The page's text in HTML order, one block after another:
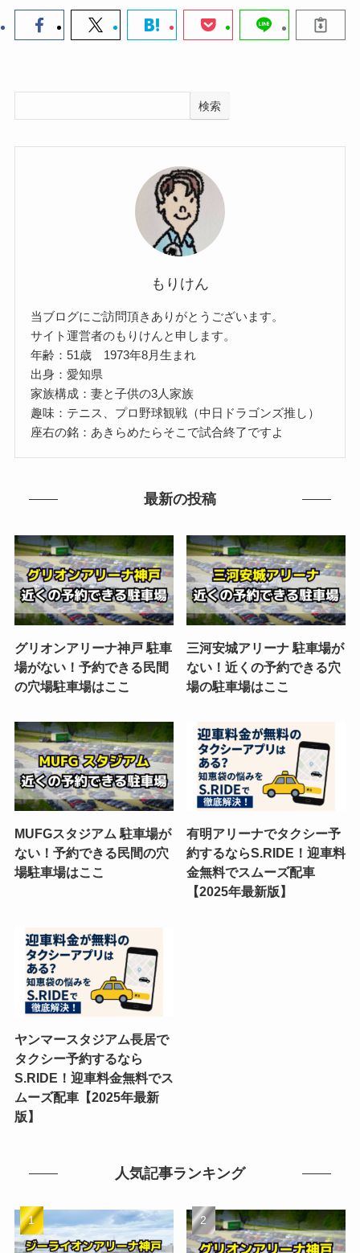
検索
もりけん
当ブログにご訪問頂きありがとうございます。
サイト運営者のもりけんと申します。
年齢：51歳 1973年8月生まれ
出身：愛知県
家族構成：妻と子供の3人家族
趣味：テニス、プロ野球観戦（中日ドラゴンズ推し）
座右の銘：あきらめたらそこで試合終了ですよ
最新の投稿
グリオンアリーナ神戸 駐車
場がない！予約できる民間
の穴場駐車場はここ
三河安城アリーナ 駐車場が
ない！近くの予約できる穴
場の駐車場はここ
MUFGスタジアム 駐車場が
ない！予約できる民間の穴
場駐車場はここ
有明アリーナでタクシー予
約するならS.RIDE！迎車料
金無料でスムーズ配車
【2025年最新版】
ヤンマースタジアム長居で
タクシー予約するなら
S.RIDE！迎車料金無料でス
ムーズ配車【2025年最新
版】
人気記事ランキング